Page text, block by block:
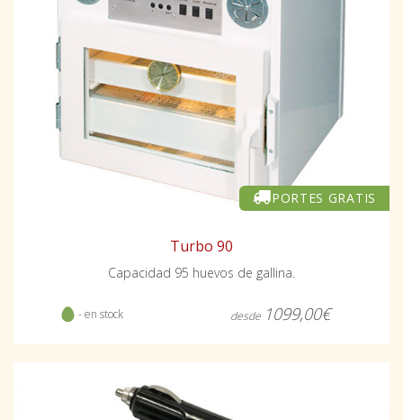
PORTES GRATIS
Turbo 90
Capacidad 95 huevos de gallina.
- en stock desde 1099,00€